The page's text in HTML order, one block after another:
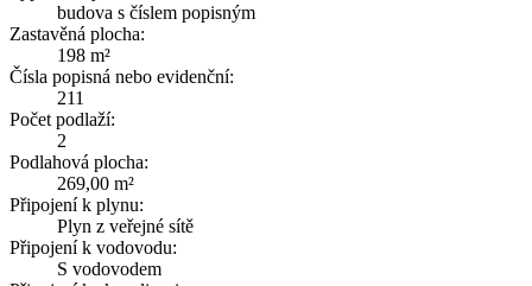
budova s číslem popisným
Zastavěná plocha:
198 m²
Čísla popisná nebo evidenční:
211
Počet podlaží:
2
Podlahová plocha:
269,00 m²
Připojení k plynu:
Plyn z veřejné sítě
Připojení k vodovodu:
S vodovodem